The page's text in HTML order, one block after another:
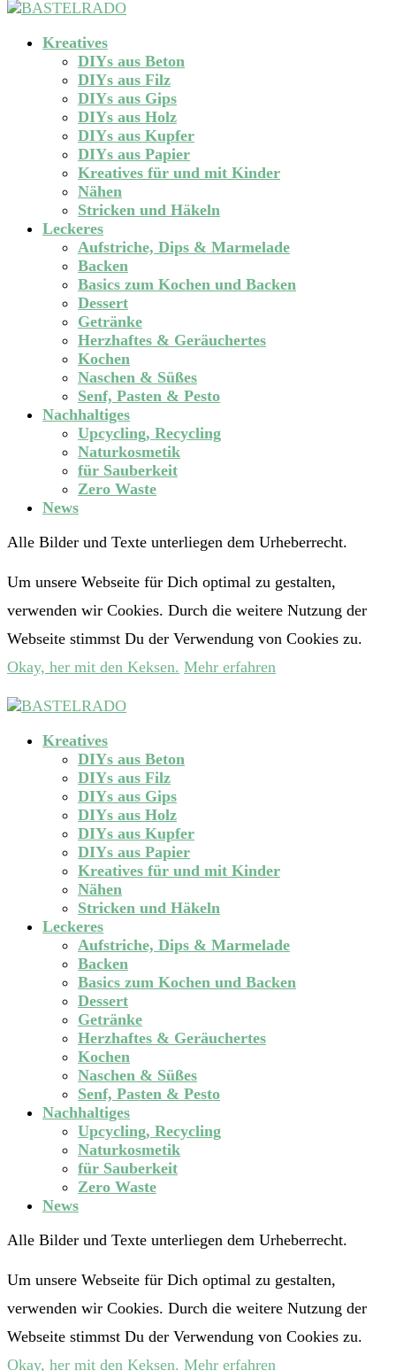
Kreatives
DIYs aus Beton
DIYs aus Filz
DIYs aus Gips
DIYs aus Holz
DIYs aus Kupfer
DIYs aus Papier
Kreatives für und mit Kinder
Nähen
Stricken und Häkeln
Leckeres
Aufstriche, Dips & Marmelade
Backen
Basics zum Kochen und Backen
Dessert
Getränke
Herzhaftes & Geräuchertes
Kochen
Naschen & Süßes
Senf, Pasten & Pesto
Nachhaltiges
Upcycling, Recycling
Naturkosmetik
für Sauberkeit
Zero Waste
News
Alle Bilder und Texte unterliegen dem Urheberrecht.
Um unsere Webseite für Dich optimal zu gestalten,
verwenden wir Cookies. Durch die weitere Nutzung der
Webseite stimmst Du der Verwendung von Cookies zu.
Okay, her mit den Keksen. Mehr erfahren
Kreatives
DIYs aus Beton
DIYs aus Filz
DIYs aus Gips
DIYs aus Holz
DIYs aus Kupfer
DIYs aus Papier
Kreatives für und mit Kinder
Nähen
Stricken und Häkeln
Leckeres
Aufstriche, Dips & Marmelade
Backen
Basics zum Kochen und Backen
Dessert
Getränke
Herzhaftes & Geräuchertes
Kochen
Naschen & Süßes
Senf, Pasten & Pesto
Nachhaltiges
Upcycling, Recycling
Naturkosmetik
für Sauberkeit
Zero Waste
News
Alle Bilder und Texte unterliegen dem Urheberrecht.
Um unsere Webseite für Dich optimal zu gestalten,
verwenden wir Cookies. Durch die weitere Nutzung der
Webseite stimmst Du der Verwendung von Cookies zu.
Okay, her mit den Keksen. Mehr erfahren